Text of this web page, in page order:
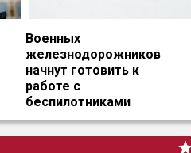
Военных
железнодорожников
начнут готовить к
работе с
беспилотниками